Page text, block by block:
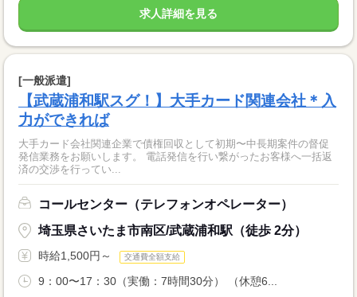
求人詳細を見る
[一般派遣]
【武蔵浦和駅スグ！】大手カード関連会社＊入
力ができれば
大手カード会社関連企業で債権回収として初期〜中長期案件の督促
発信業務をお願いします。 電話発信を行い繋がったお客様へ一括返
済の交渉を行ってい...
コールセンター（テレフォンオペレーター）
埼玉県さいたま市南区/武蔵浦和駅（徒歩 2分）
時給1,500円～ 交通費全額支給
9：00〜17：30（実働：7時間30分） （休憩6...